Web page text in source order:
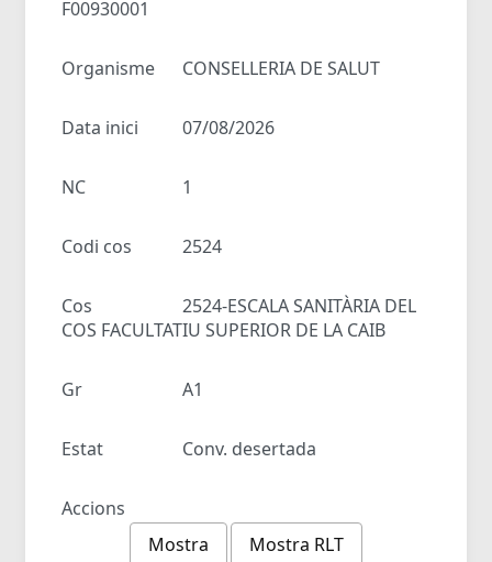
F00930001
Organisme CONSELLERIA DE SALUT
Data inici 07/08/2026
NC 1
Codi cos 2524
Cos
2524-ESCALA SANITÀRIA DEL
COS FACULTATIU SUPERIOR DE LA CAIB
Gr A1
Estat Conv. desertada
Accions
Mostra
Mostra RLT